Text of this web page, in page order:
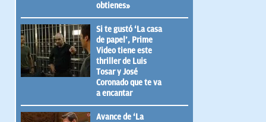
obtienes»
Si te gustó ‘La casa
de papel’, Prime
Video tiene este
thriller de Luis
Tosar y José
Coronado que te va
a encantar
Avance de ‘La